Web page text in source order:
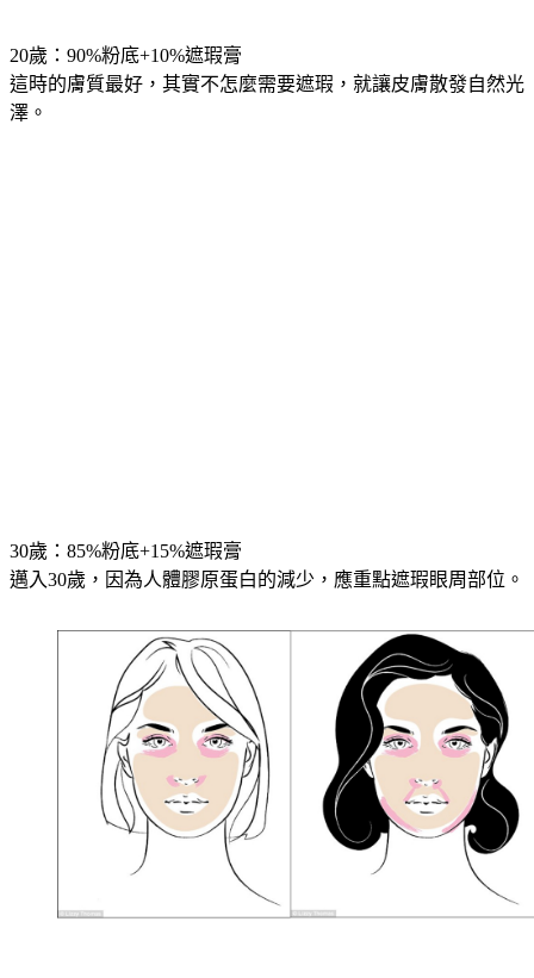
20歲：90%粉底+10%遮瑕膏
這時的膚質最好，其實不怎麼需要遮瑕，就讓皮膚散發自然光
澤。
30歲：85%粉底+15%遮瑕膏
邁入30歲，因為人體膠原蛋白的減少，應重點遮瑕眼周部位。